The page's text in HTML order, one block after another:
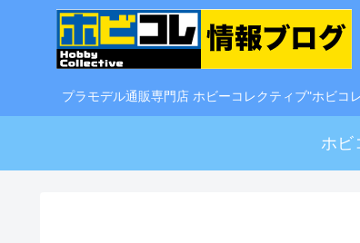
プラモデル通販専門店 ホビーコレクティブ"ホビコ
ホビ